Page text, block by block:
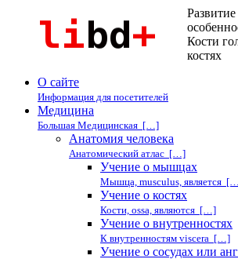
Кости
костях
О сайте
Информация для посетителей
Медицина
Большая Медицинская […]
Анатомия человека
Анатомический атлас […]
Учение о мышцах
Мышца, musculus, является
Учение о костях
Кости, ossa, являются […]
Учение о внутренностях
К внутренностям viscera […]
Учение о сосудах или